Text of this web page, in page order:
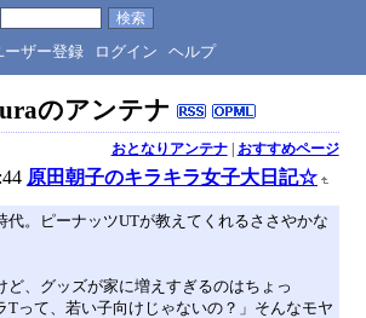
ーザー登録 ログイン ヘルプ
のアンテナ
おとなりアンテナ| おすすめページ
原田朝子のキラキラ女子大日記☆
代。ピーナッツUTが教えてくれるささやかな
ど、グッズが家に増えすぎるのはちょっ
Tって、若い子向けじゃないの？」そんなモヤ